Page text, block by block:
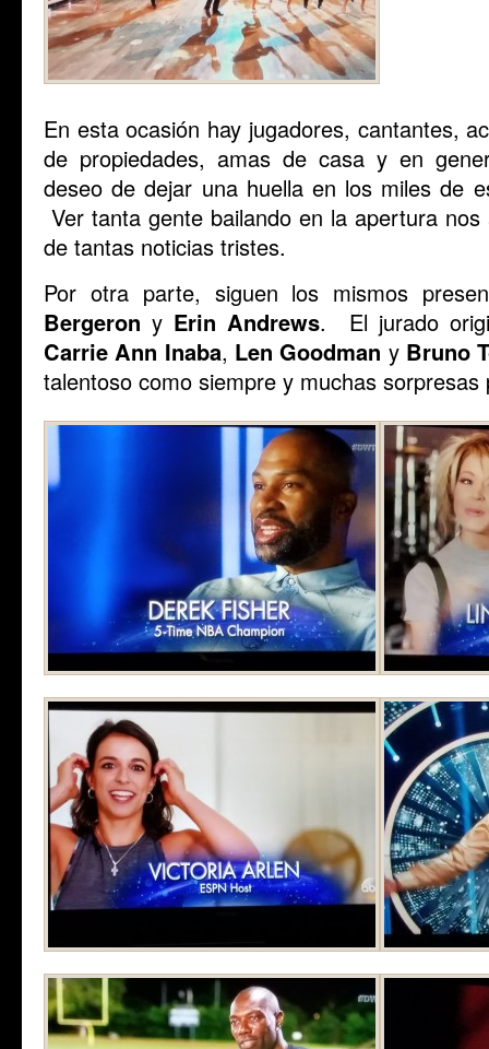
En esta ocasión hay jugadores, cantantes,
de propiedades, amas de casa y en
deseo de dejar una huella en los miles de
Ver tanta gente bailando en la apertura
de tantas noticias tristes.
Por otra parte, siguen los mismos
Bergerony Erin Andrews. El jurado
Carrie Ann Inaba, Len Goodman yBruno
talentoso como siempre y muchas sorpresas